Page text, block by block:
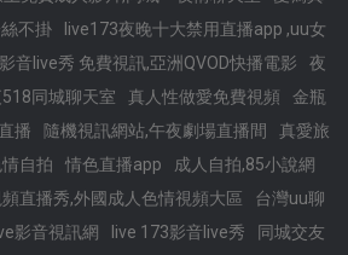
不掛
live173夜晚十大禁用直播app ,uu女
音live秀 免費視訊,亞洲QVOD快播電影
夜
同城聊天室
真人性做愛免費視頻
金瓶
播
隨機視訊網站,午夜劇場直播間
真愛旅
自拍
情色直播app
成人自拍,85小說網
直播秀,外國成人色情視頻大區
台灣uu聊
影音視訊網 live 173影音live秀
同城交友